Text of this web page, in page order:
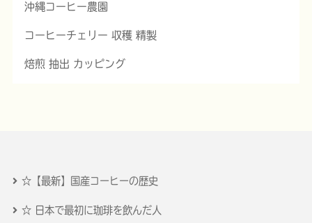
沖縄コーヒー農園
コーヒーチェリー 収穫 精製
焙煎 抽出 カッピング
☆【最新】国産コーヒーの歴史
☆ 日本で最初に珈琲を飲んだ人